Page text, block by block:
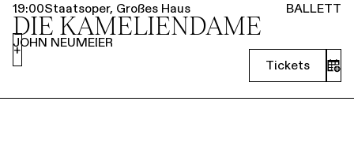
19:00Staatsoper, Großes Haus BALLETT
DIE KAMELIEN­DAME
JOHN NEUMEIER
Tickets
+